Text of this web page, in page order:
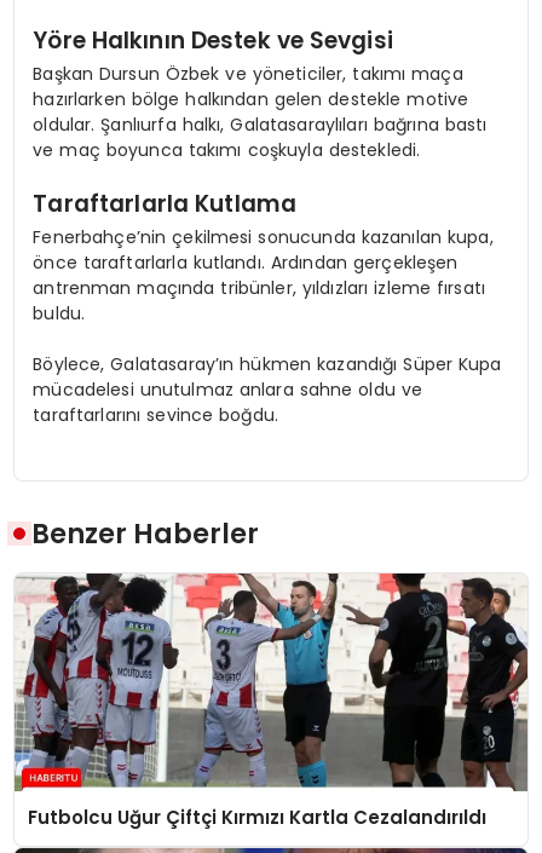
Yöre Halkının Destek ve Sevgisi
Başkan Dursun Özbek ve yöneticiler, takımı maça
hazırlarken bölge halkından gelen destekle motive
oldular. Şanlıurfa halkı, Galatasaraylıları bağrına bastı
ve maç boyunca takımı coşkuyla destekledi.
Taraftarlarla Kutlama
Fenerbahçe’nin çekilmesi sonucunda kazanılan kupa,
önce taraftarlarla kutlandı. Ardından gerçekleşen
antrenman maçında tribünler, yıldızları izleme fırsatı
buldu.
Böylece, Galatasaray’ın hükmen kazandığı Süper Kupa
mücadelesi unutulmaz anlara sahne oldu ve
taraftarlarını sevince boğdu.
Benzer Haberler
Futbolcu Uğur Çiftçi Kırmızı Kartla Cezalandırıldı